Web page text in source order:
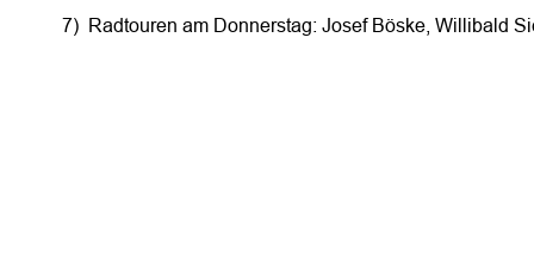
7)  Radtouren am Donnerstag: Josef Böske, Willibald